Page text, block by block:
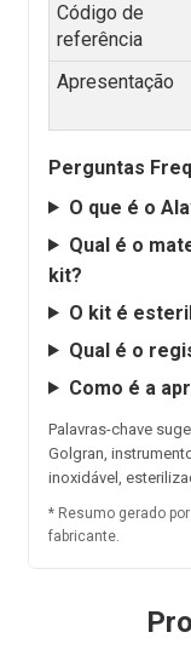
Código de
referência
Apresentação
Perguntas
O que é o
Qual é o
kit?
O kit é
Qual é o
Como é a
Palavras-chave
Golgran,
inoxidável,
* Resumo gerado
fabricante.